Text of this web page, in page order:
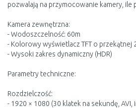
pozwalają na przymocowanie kamery, ile
Kamera zewnętrzna:
- Wodoszczelność: 60m
- Kolorowy wyświetlacz TFT o przekątnej
- Wysoki zakres dynamiczny (HDR)
Parametry techniczne:
Rozdzielczość:
- 1920 × 1080 (30 klatek na sekundę, AVI,